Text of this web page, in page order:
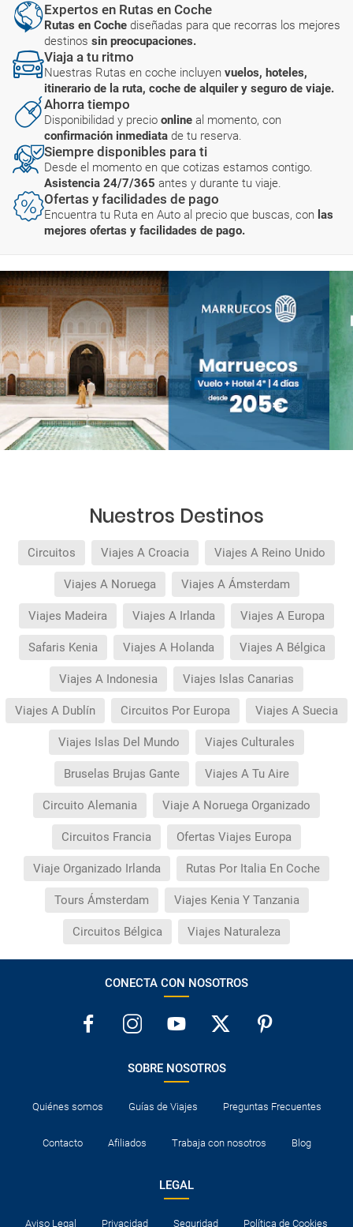
Expertos en Rutas en Coche
Rutas en Coche diseñadas para que recorras los mejores
destinos sin preocupaciones.
Viaja a tu ritmo
Nuestras Rutas en coche incluyen vuelos, hoteles,
itinerario de la ruta, coche de alquiler y seguro de viaje.
Ahorra tiempo
Disponibilidad y precio online al momento, con
confirmación inmediata de tu reserva.
Siempre disponibles para ti
Desde el momento en que cotizas estamos contigo.
Asistencia 24/7/365 antes y durante tu viaje.
Ofertas y facilidades de pago
Encuentra tu Ruta en Auto al precio que buscas, con las
mejores ofertas y facilidades de pago.
Nuestros Destinos
Circuitos Viajes A Croacia Viajes A Reino Unido
Viajes A Noruega Viajes A Ámsterdam
Viajes Madeira Viajes A Irlanda Viajes A Europa
Safaris Kenia Viajes A Holanda Viajes A Bélgica
Viajes A Indonesia Viajes Islas Canarias
Viajes A Dublín Circuitos Por Europa Viajes A Suecia
Viajes Islas Del Mundo Viajes Culturales
Bruselas Brujas Gante Viajes A Tu Aire
Circuito Alemania Viaje A Noruega Organizado
Circuitos Francia Ofertas Viajes Europa
Viaje Organizado Irlanda Rutas Por Italia En Coche
Tours Ámsterdam Viajes Kenia Y Tanzania
Circuitos Bélgica Viajes Naturaleza
CONECTA CON NOSOTROS
SOBRE NOSOTROS
Quiénes somos Guías de Viajes Preguntas Frecuentes
Contacto Afiliados Trabaja con nosotros Blog
LEGAL
Aviso Legal Privacidad Seguridad Política de Cookies